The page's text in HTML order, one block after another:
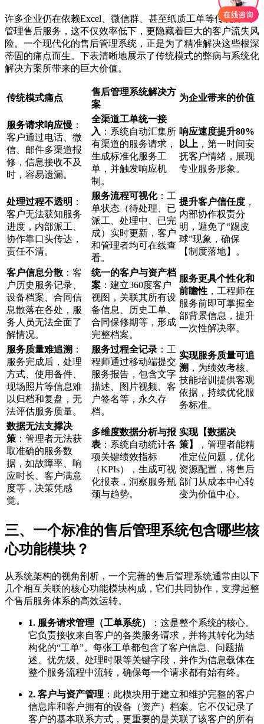
许多企业仍在依赖Excel、微信群、甚至纸质工单等传统方式
管理售后服务，这不仅效率低下，更隐藏着巨大的客户流失风
险。一个现代化的售后管理系统，正是为了精准解决这些根深
蒂固的痛点而生。下表清晰地展示了传统模式的弊病与系统化
解决方案所带来的巨大价值。
传统模式痛点
售后管理系统解决方
案
为企业带来的价值
服务请求响应慢 ：
客户通过电话、微
信、邮件多渠道报
修，信息接收不及
时，容易遗漏。
全渠道工单统一接
入 ：系统自动汇集所
有渠道的服务请求，
生成标准化服务工
单，并触发响应机
制。
响应速度提升80%
以上 ，第一时间安
抚客户情绪，展现
专业服务形象。
处理过程不透明 ：
客户无法获知服务
进度，内部派工、
协作靠口头传达，
责任不清。
服务流程可视化：工
单状态（待处理、已
派工、处理中、已完
成）实时更新，客户
和管理者均可在线查
看。
提升客户信任度 ，
内部协作权责分
明，避免了“踢皮
球”现象，确保
【制度落地】。
客户信息分散 ：客
户历史服务记录、
设备档案、合同信
息散落在各处，服
务人员无法全面了
解情况。
统一的客户与资产档
案 ：建立360度客户
视图，关联其所有设
备信息、历史工单、
合同保修期等，形成
完整档案。
服务更具个性化和
前瞻性 ，工程师在
服务前即可掌握全
部背景信息，提升
一次性解决率。
服务质量难追溯 ：
服务完成后，处理
方式、使用备件、
现场照片等信息难
以归档和复盘，无
法评估服务质量。
服务过程全记录 ：工
程师通过移动端提交
服务报告，包含文字
描述、图片视频、客
户签名等，永久存
档。
实现服务质量可追
溯 ，为绩效考核、
技能培训提供客观
依据，持续优化服
务标准。
数据无法支撑决
策 ：管理者无法获
取准确的服务数
据，如故障率、响
应时长、客户满意
度等，决策凭感
觉。
多维度数据分析与报
表 ：系统自动统计各
项关键绩效指标
（KPIs），生成可视
化报表，洞察服务瓶
颈与趋势。
实现【数据决
策】
，管理者能精
准定位问题，优化
资源配置，将售后
部门从成本中心转
变为价值中心。
三、一个标准的售后管理系统包含哪些核
心功能模块？
从系统架构的视角剖析，一个完善的售后管理系统通常由以下
几个相互关联的核心功能模块构成，它们共同协作，支撑起整
个售后服务体系的高效运转。
1. 服务请求管理（工单系统）
：这是整个系统的核心。
它负责接收来自客户的各类服务请求，并将其转化为结
构化的“工单”。每张工单都包含了客户信息、问题描
述、优先级、处理时限等关键字段，并作为信息载体在
整个服务流程中流转，确保每一个请求都有始有终。
2. 客户与资产管理 ：此模块用于建立和维护完整的客户
信息库和客户拥有的设备（资产）档案。它不仅记录了
客户的基本联系方式，更重要的是关联了该客户的所有